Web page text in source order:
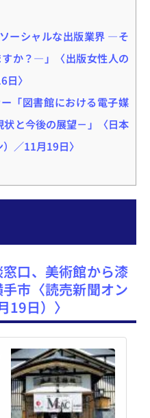
ーシャルな出版業界 ―そ
か？―」〈出版女性人の
〉
「図書館における電子媒
と今後の展望－」〈日本
／11月19日〉
口、美術館から漆
市〈読売新聞オン
19日）〉